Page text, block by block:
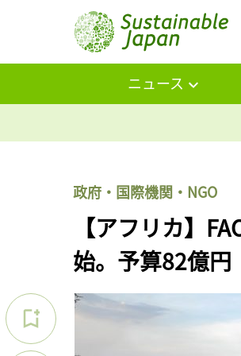
ニュース
政府・国際機関・NGO
【アフリカ】
始。予算82億円